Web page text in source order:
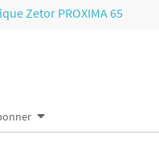
Zetor PROXIMA 65